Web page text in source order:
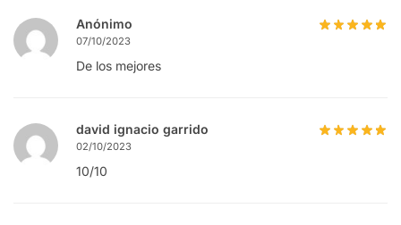
Anónimo
07/10/2023
De los mejores
david ignacio garrido
02/10/2023
10/10